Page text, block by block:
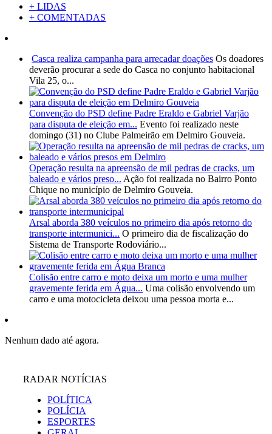
+ LIDAS
+ COMENTADAS
Casca realiza campanha para arrecadar doações Os doadores
deverão procurar a sede do Casca no conjunto habitacional
Vila 25, o...
Convenção do PSD define Padre Eraldo e Gabriel Varjão
para disputa de eleição em... Evento foi realizado neste
domingo (31) no Clube Palmeirão em Delmiro Gouveia.
Operação resulta na apreensão de mil pedras de cracks, um
baleado e vários preso... Ação foi realizada no Bairro Ponto
Chique no município de Delmiro Gouveia.
Arsal aborda 380 veículos no primeiro dia após retorno do
transporte intermunici... O primeiro dia de fiscalização do
Sistema de Transporte Rodoviário...
Colisão entre carro e moto deixa um morto e uma mulher
gravemente ferida em Água... Uma colisão envolvendo um
carro e uma motocicleta deixou uma pessoa morta e...
Nenhum dado até agora.
RADAR NOTÍCIAS
POLÍTICA
POLÍCIA
ESPORTES